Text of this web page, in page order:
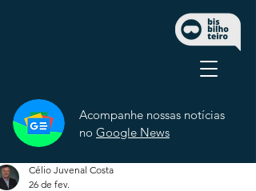
Acompanhe nossas notícias
no Google News
Célio Juvenal Costa
26 de fev.